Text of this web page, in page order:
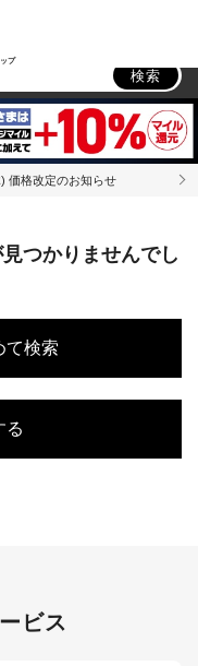
プ
検索
価格改定のお知らせ
つかりませんでし
て検索
る
ビス